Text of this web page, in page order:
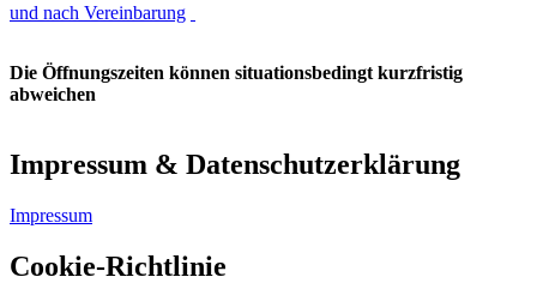
und nach Vereinbarung
Die Öffnungszeiten können situationsbedingt kurzfristig
abweichen
Impressum & Datenschutzerklärung
Impressum
Cookie-Richtlinie